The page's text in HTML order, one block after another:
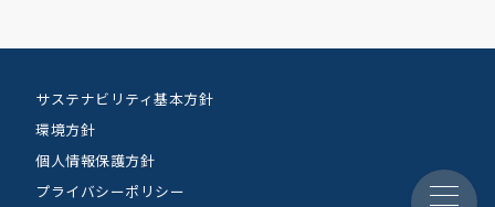
サステナビリティ基本方針
環境方針
個人情報保護方針
プライバシーポリシー